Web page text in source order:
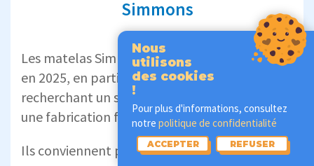
Simmons
Les matelas Simmons restent une valeur sûre
en 2025, en particulier pour les dormeurs
recherchant un soutien structuré, durable et
une fabrication française.
Ils conviennent particulièrement :
Nous
utilisons
des cookies
!
Pour plus d'informations, consultez
notre politique de confidentialité
ACCEPTER REFUSER